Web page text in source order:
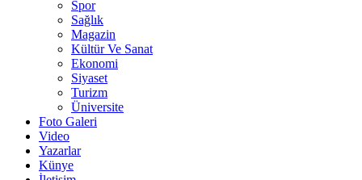
Spor
Sağlık
Magazin
Kültür Ve Sanat
Ekonomi
Siyaset
Turizm
Üniversite
Foto Galeri
Video
Yazarlar
Künye